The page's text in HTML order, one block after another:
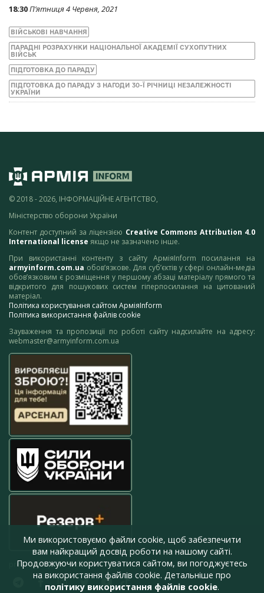
18:30П’ятниця 4 Червня, 2021
ВІЙСЬКОВІ НАВЧАННЯ
ПАРАДНІ РОЗРАХУНКИ НАЦІОНАЛЬНОЇ АКАДЕМІЇ СУХОПУТНИХ
ВІЙСЬК
ПІДГОТОВКА ДО ПАРАДУ
ПІДГОТОВКА ДО ПАРАДУ З НАГОДИ 30-Ї РІЧНИЦІ НЕЗАЛЕЖНОСТІ
УКРАЇНИ
© 2018 - 2026, ІНФОРМАЦІЙНЕ АГЕНТСТВО,
Міністерство оборони України
Контент доступний за ліцензією Creative Commons Attribution 4.0
International license якщо не зазначено інше.
При використанні контенту з сайту АрміяInform посилання на
armyinform.com.ua обов’язкове. Для суб’єктів у сфері онлайн-медіа
обов’язковим є розміщення у першому абзаці матеріалу прямого та
відкритого для пошукових систем гіперпосилання на цитований
матеріал.
Політика користування сайтом АрміяInform
Політика використання файлів cookie
Зауваження та пропозиції по роботі сайту надсилайте на адресу:
webmaster@armyinform.com.ua
press@armyinform.com.ua
Ми використовуємо файли cookie, щоб забезпечити
вам найкращий досвід роботи на нашому сайті.
Продовжуючи користуватися сайтом, ви погоджуєтесь
на використання файлів cookie. Детальніше про
політику використання файлів cookie.